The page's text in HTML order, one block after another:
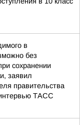
в
без
сохранении
заявил
правительства
ТАСС